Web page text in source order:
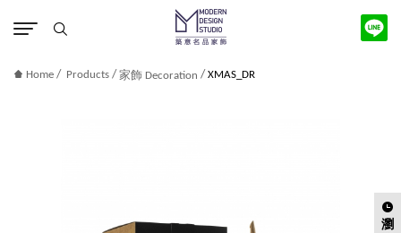
瀏
Home/ Products/ 家飾 Decoration / XMAS_DR
版權宣告